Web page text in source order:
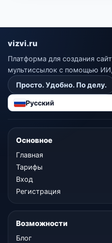
vizvi.ru
Платформа для создания
мультиссылок с помощью
Просто. Удобно. По делу.
Русский
Основное
Главная
Тарифы
Вход
Регистрация
Возможности
Блог